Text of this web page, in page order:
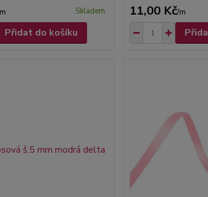
Skladem
Přidat do košíku
11,00 Kč/m